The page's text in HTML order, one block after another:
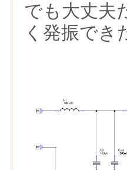
でも大丈夫
く発振でき